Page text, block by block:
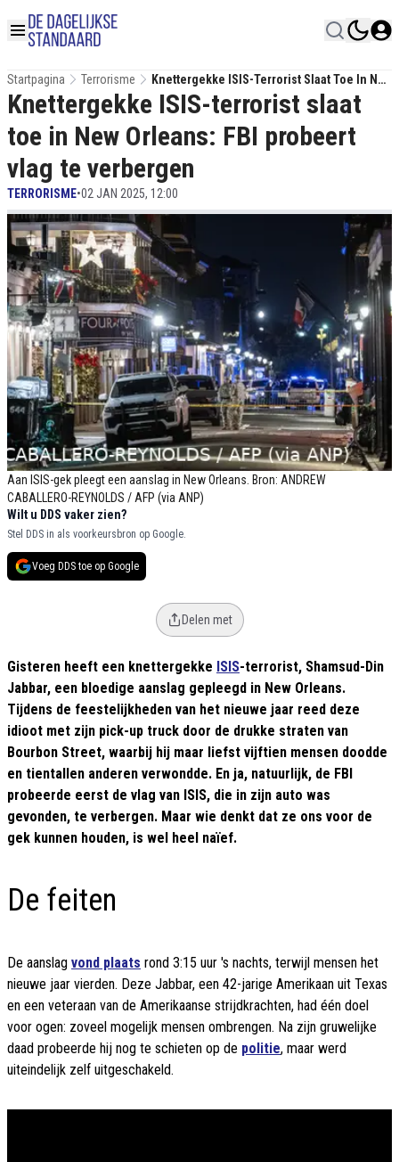
Startpagina Terrorisme
Knettergekke ISIS-Terrorist Slaat Toe In New
Orleans: FBI Probeert Vlag Te Verbergen
Aan ISIS-gek pleegt een aanslag in New Orleans. Bron: ANDREW
CABALLERO-REYNOLDS / AFP (via ANP)
Knettergekke ISIS-terrorist slaat
toe in New Orleans: FBI probeert
vlag te verbergen
TERRORISME•02 JAN 2025, 12:00
Wilt u DDS vaker zien?
Stel DDS in als voorkeursbron op Google.
Voeg DDS toe op Google
Delen met
Gisteren heeft een knettergekke ISIS-terrorist, Shamsud-Din
Jabbar, een bloedige aanslag gepleegd in New Orleans.
Tijdens de feestelijkheden van het nieuwe jaar reed deze
idioot met zijn pick-up truck door de drukke straten van
Bourbon Street, waarbij hij maar liefst vijftien mensen doodde
en tientallen anderen verwondde. En ja, natuurlijk, de FBI
probeerde eerst de vlag van ISIS, die in zijn auto was
gevonden, te verbergen. Maar wie denkt dat ze ons voor de
gek kunnen houden, is wel heel naïef.
De feiten
De aanslag vond plaats rond 3:15 uur 's nachts, terwijl mensen het
nieuwe jaar vierden. Deze Jabbar, een 42-jarige Amerikaan uit Texas
en een veteraan van de Amerikaanse strijdkrachten, had één doel
voor ogen: zoveel mogelijk mensen ombrengen. Na zijn gruwelijke
daad probeerde hij nog te schieten op de politie, maar werd
uiteindelijk zelf uitgeschakeld.